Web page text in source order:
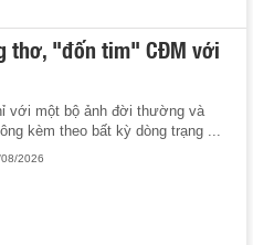
thơ, "đốn tim" CĐM với
với một bộ ảnh đời thường và
kèm theo bất kỳ dòng trạng ...
2026